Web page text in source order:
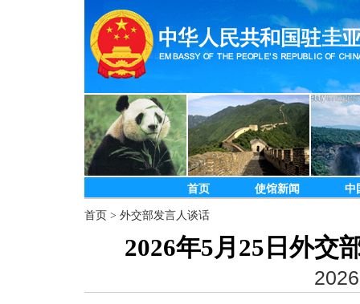
首页 使馆新闻 中
首页 > 外交部发言人谈话
2026年5月25日外交